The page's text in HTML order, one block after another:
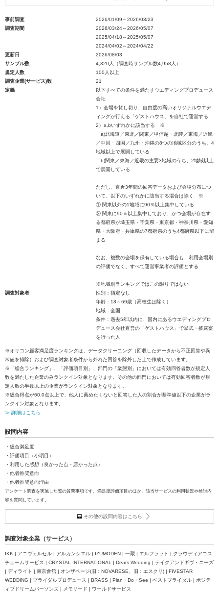
事前調査
2026/01/09～2026/03/23
調査期間
2026/03/24～2026/05/07
2025/04/18～2025/05/07
2024/04/02～2024/04/22
更新日
2026/08/03
サンプル数
4,320人（調査時サンプル数4,958人）
規定人数
100人以上
調査企業(サービス)数
21
定義
以下すべての条件を満たすウエディングプロデュース
会社
1）会場を貸し切り、自由度の高いオリジナルウエデ
ィングが行える「ゲストハウス」を自社で運営する
2）a,bいずれかに該当する ※
a)北海道／東北／関東／甲信越・北陸／東海／近畿
／中国・四国／九州・沖縄の8つの地域区分のうち、4
地域以上で展開している
b)関東／東海／近畿の主要3地域のうち、2地域以上
で展開している
ただし、直近3年間の回答データおよび会場分布につ
いて、以下のいずれかに該当する場合は除く ※
① 関東以外の1地域に90％以上集中している
② 関東に90％以上集中しており、かつ会場が存在す
る都府県が埼玉県・千葉県・東京都・神奈川県・愛知
県・大阪府・兵庫県の7都府県のうち4都府県以下に留
まる
なお、複数の会場を保有している場合も、利用会場別
の評価でなく、すべて運営事業者の評価とする
※地域別ランキングではこの限りではない
調査対象者
性別：指定なし
年齢：18～69歳（高校生は除く）
地域：全国
条件：過去5年以内に、国内にあるウエディングプロ
デュース会社直営の「ゲストハウス」で挙式・披露宴
を行った人
※オリコン顧客満足度ランキングは、データクリーニング（回収したデータから不正回答や異
常値を排除）および調査対象者条件から外れた回答を除外した上で作成しています。
※「総合ランキング」、「評価項目別」、部門の「業態別」においては有効回答者数が規定人
数を満たした企業のみランクイン対象となります。その他の部門においては有効回答者数が規
定人数の半数以上の企業がランクイン対象となります。
※総合得点が60.0点以上で、他人に薦めたくないと回答した人の割合が基準値以下の企業がラ
ンクイン対象となります。
≫ 詳細はこちら
設問内容
・総合満足度
・評価項目（小項目）
・利用した感想（良かった点・悪かった点）
・他者推奨意向
・他者推奨意向理由
アンケート調査を実施した際の質問事項です。満足度評価項目のほか、該当サービスの利用状況や検討内
容を質問しています。
その他の設問内容はこちら
調査対象企業（サービス）
IKK | アニヴェルセル | アルカンシエル | IZUMODEN | 一蔵 | エルフラット | クラウディアコス
チュームサービス | CRYSTAL INTERNATIONAL | Dears Wedding | テイクアンドギヴ・ニーズ
| ディライト | 東京會舘 | オンザページ(旧：NOVARESE、旧：エスクリ) | FIVESTAR
WEDDING | ブライダルプロデュース | BRASS | Plan・Do・See | ベストブライダル | ポジテ
ィブドリームパーソンズ | メモリード | ワールドサービス